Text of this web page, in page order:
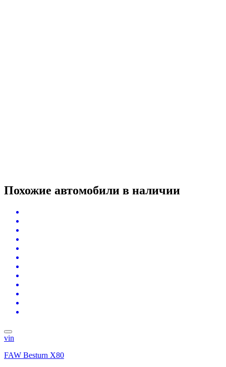
Похожие автомобили в наличии
vin
FAW Besturn X80